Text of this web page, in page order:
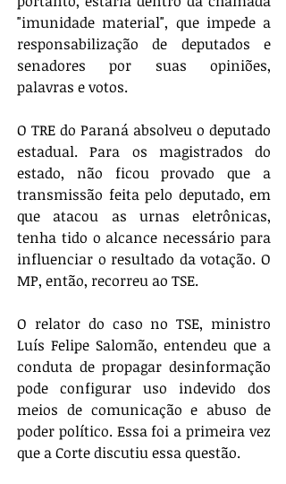
"imunidade material", que impede a
responsabilização de deputados e
senadores por suas opiniões,
palavras e votos.
O TRE do Paraná absolveu o deputado
estadual. Para os magistrados do
estado, não ficou provado que a
transmissão feita pelo deputado, em
que atacou as urnas eletrônicas,
tenha tido o alcance necessário para
influenciar o resultado da votação. O
MP, então, recorreu ao TSE.
O relator do caso no TSE, ministro
Luís Felipe Salomão, entendeu que a
conduta de propagar desinformação
pode configurar uso indevido dos
meios de comunicação e abuso de
poder político. Essa foi a primeira vez
que a Corte discutiu essa questão.